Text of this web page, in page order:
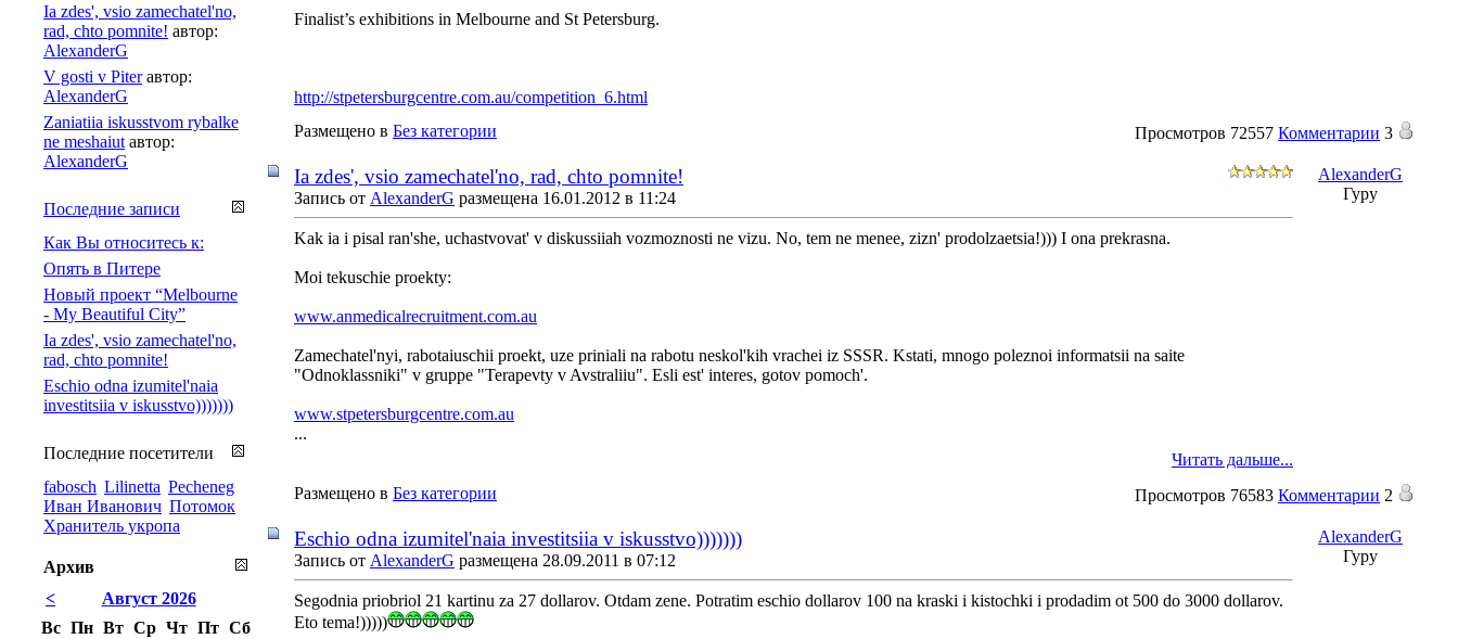
Finalist’s exhibitions in Melbourne and St Petersburg.
http://stpetersburgcentre.com.au/competition_6.html
Размещено в Без категории Просмотров 72557 Комментарии 3
Ia zdes', vsio zamechatel'no, rad, chto pomnite!
Запись от AlexanderG размещена 16.01.2012 в 11:24
Kak ia i pisal ran'she, uchastvovat' v diskussiiah vozmoznosti ne vizu. No, tem ne menee, zizn' prodolzaetsia!))) I ona prekrasna.
Moi tekuschie proekty:
www.anmedicalrecruitment.com.au
Zamechatel'nyi, rabotaiuschii proekt, uze priniali na rabotu neskol'kih vrachei iz SSSR. Kstati, mnogo poleznoi informatsii na saite
"Odnoklassniki" v gruppe "Terapevty v Avstraliiu". Esli est' interes, gotov pomoch'.
www.stpetersburgcentre.com.au
...
Читать дальше...
AlexanderG
Гуру
Размещено в Без категории Просмотров 76583 Комментарии 2
Eschio odna izumitel'naia investitsiia v iskusstvo)))))))
Запись от AlexanderG размещена 28.09.2011 в 07:12
Segodnia priobriol 21 kartinu za 27 dollarov. Otdam zene. Potratim eschio dollarov 100 na kraski i kistochki i prodadim ot 500 do 3000 dollarov.
Eto tema!)))))
AlexanderG
Гуру
Ia zdes', vsio zamechatel'no,
rad, chto pomnite! автор:
AlexanderG
V gosti v Piter автор:
AlexanderG
Zaniatiia iskusstvom rybalke
ne meshaiut автор:
AlexanderG
Последние записи
Как Вы относитесь к:
Опять в Питере
Новый проект “Melbourne
- My Beautiful City”
Ia zdes', vsio zamechatel'no,
rad, chto pomnite!
Eschio odna izumitel'naia
investitsiia v iskusstvo)))))))
Последние посетители
fabosch Lilinetta Pecheneg
Иван Иванович Потомок
Хранитель укропа
Архив
<
Август 2026
Вс Пн Вт Ср Чт Пт Сб